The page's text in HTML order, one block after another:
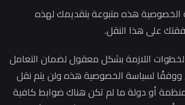
هذه متبوعة بتقديمك لهذه
على هذا النقل.
اللازمة بشكل معقول لضمان التعامل
ووفقًا لسياسة الخصوصية هذه ولن يتم نقل
منظمة أو دولة ما لم تكن هناك ضوابط كافية